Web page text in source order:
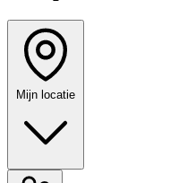
Mijn locatie